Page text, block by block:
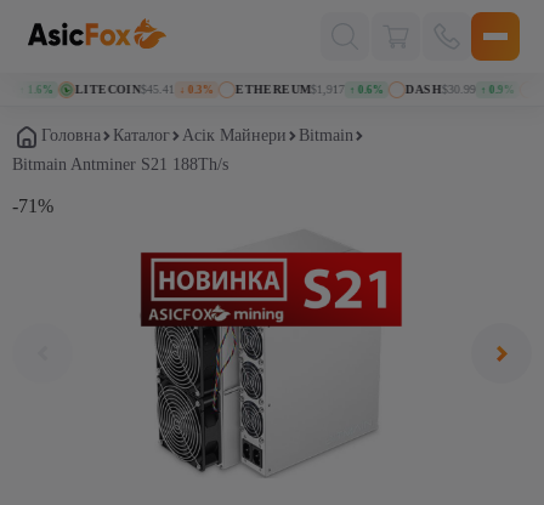
LITECOIN$45.41 ↓ 0.3% ETHEREUM$1,917 ↑ 0.6% DASH$30.99 ↑ 0.9%
Головна Каталог Асік Майнери
Bitmain
Bitmain Antminer S21 188Th/s
-71%